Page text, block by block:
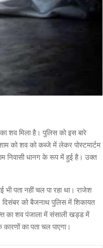
शव मिला है। पुलिस को इस बारे
को शव को कब्जे में लेकर पोस्टमार्टम
निवासी धानग के रूप में हुई है। उक्त
पता नहीं चल पा रहा था। राजेश
को बैजनाथ पुलिस में शिकायत
का शव पंजाला में संसाली खड्ड में
का पता चल पाएगा।